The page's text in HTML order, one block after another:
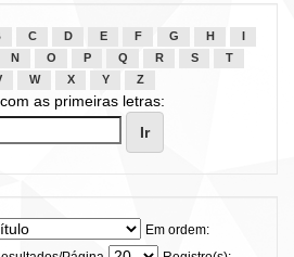
C D E F G H
N O P Q R S
T
W X Y Z
as primeiras letras:
Em ordem: